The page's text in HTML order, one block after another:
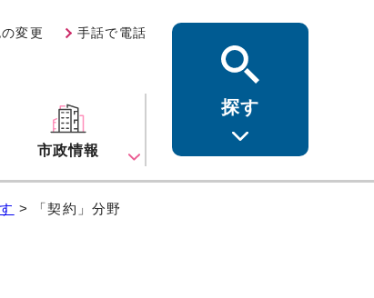
変更 手話で電話
市政情報
探す
> 「契約」分野